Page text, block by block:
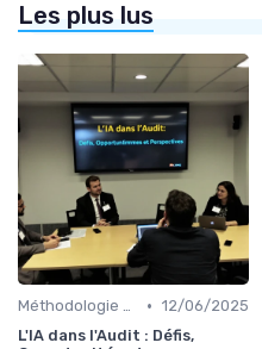
Les plus lus
Méthodologie de déploiement IA • 12/06/2025
L'IA dans l'Audit : Défis,